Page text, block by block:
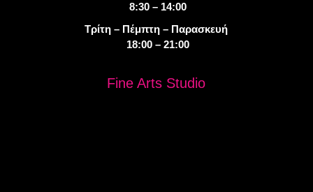
8:30 – 14:00
Τρίτη – Πέμπτη – Παρασκευή
18:00 – 21:00
Fine Arts Studio